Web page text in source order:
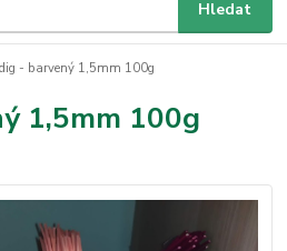
Hledat
- barvený 1,5mm 100g
1,5mm 100g